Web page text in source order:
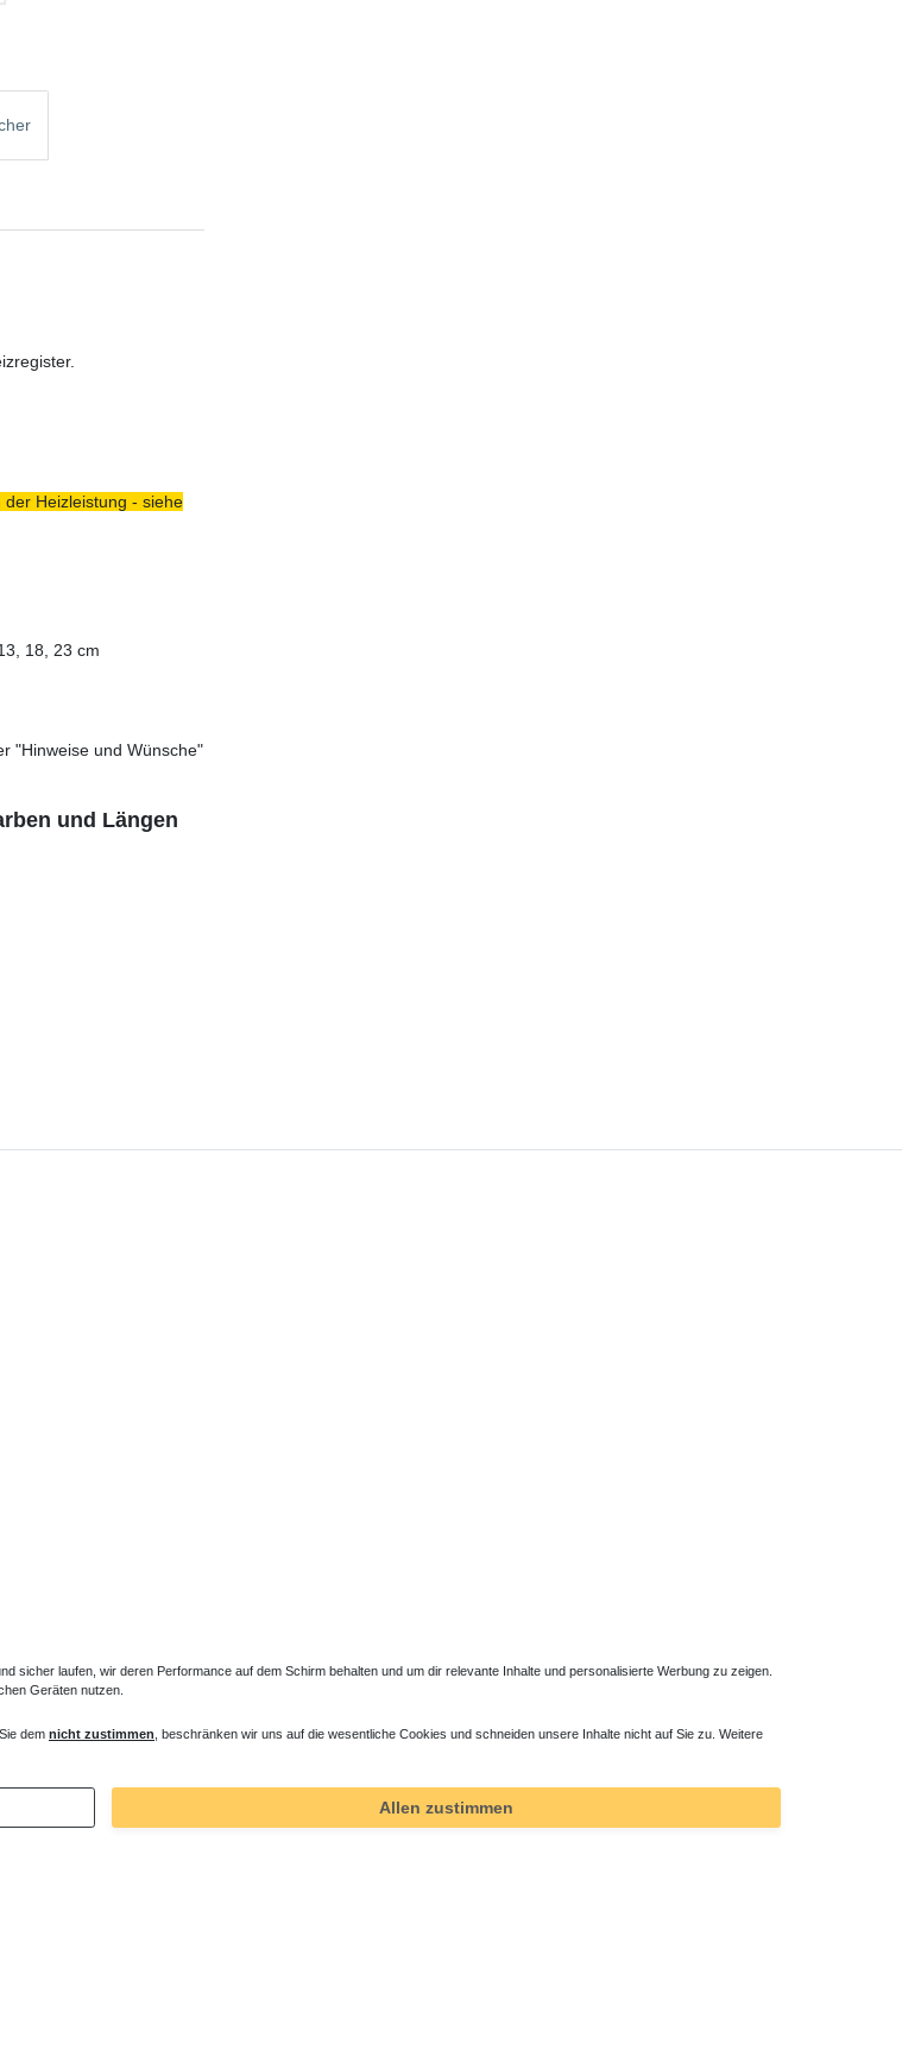
Heizleistung - siehe
18, 23 cm
"Hinweise und Wünsche"
und Längen
Verlängerter Entlüfter für Heizkörper
43,00 € *
sicher laufen, wir deren Performance auf dem Schirm behalten und um dir relevante Inhalte und personalisierte Werbung zu zeigen.
Geräten nutzen.
dem nicht zustimmen , beschränken wir uns auf die wesentliche Cookies und schneiden unsere Inhalte nicht auf Sie zu. Weitere
Allen zustimmen